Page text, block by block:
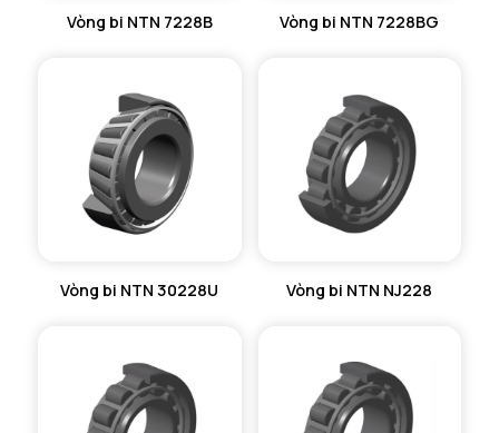
Vòng bi NTN 7228B Vòng bi NTN 7228BG
Vòng bi NTN 30228U Vòng bi NTN NJ228